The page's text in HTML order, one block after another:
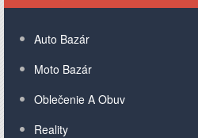
Auto Bazár
Moto Bazár
Oblečenie A Obuv
Reality